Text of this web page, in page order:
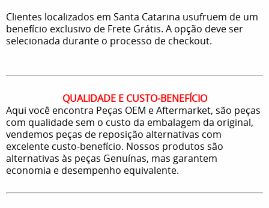
Clientes localizados em Santa Catarina usufruem de um
benefício exclusivo de Frete Grátis. A opção deve ser
selecionada durante o processo de checkout.
QUALIDADE E CUSTO-BENEFÍCIO
Aqui você encontra Peças OEM e Aftermarket, são peças
com qualidade sem o custo da embalagem da original,
vendemos peças de reposição alternativas com
excelente custo-benefício. Nossos produtos são
alternativas às peças Genuínas, mas garantem
economia e desempenho equivalente.